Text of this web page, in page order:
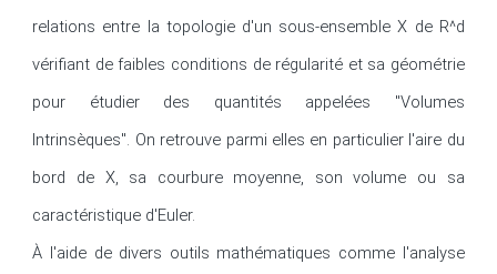
relations entre la topologie d'un sous-ensemble X de R^d
vérifiant de faibles conditions de régularité et sa géométrie
pour étudier des quantités appelées "Volumes
Intrinsèques". On retrouve parmi elles en particulier l'aire du
bord de X, sa courbure moyenne, son volume ou sa
caractéristique d'Euler.
À l'aide de divers outils mathématiques comme l'analyse